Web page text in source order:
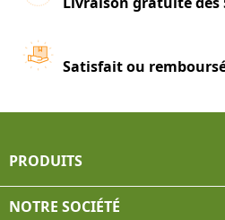
Satisfait ou
PRODUITS
NOTRE SOCIÉTÉ